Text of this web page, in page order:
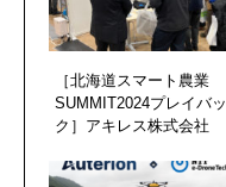
［北海道スマート農業
SUMMIT2024プレイバッ
ク］アキレス株式会社